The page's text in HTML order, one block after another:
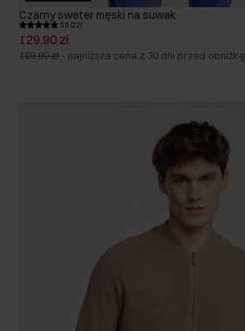
Czarny sweter męski na suwak
5.0 (22)
129,90 zł
169,90 zł - najniższa cena z 30 dni przed obniżką